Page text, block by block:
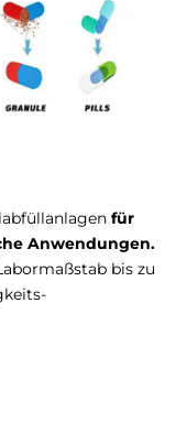
für
Anwendungen.
bis zu